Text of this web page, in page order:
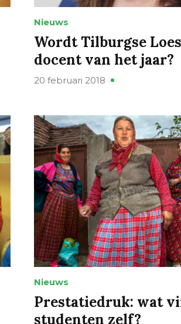
Nieuws
Wordt Tilburgse
docent van het jaar?
20 februari 2018
Nieuws
Prestatiedruk: wat
studenten zelf?